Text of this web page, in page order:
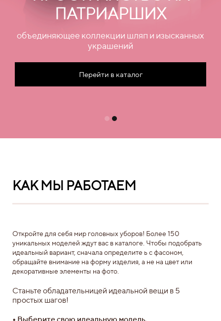
ПАТРИАРШИХ
объединяющее коллекции шляп и изысканных
украшений
Перейти в каталог
КАК МЫ РАБОТАЕМ
Откройте для себя мир головных уборов! Более 150
уникальных моделей ждут вас в каталоге. Чтобы подобрать
идеальный вариант, сначала определите ь с фасоном,
обращайте внимание на форму изделия, а не на цвет или
декоративные элементы на фото.
Станьте обладательницей идеальной вещи в 5
простых шагов!